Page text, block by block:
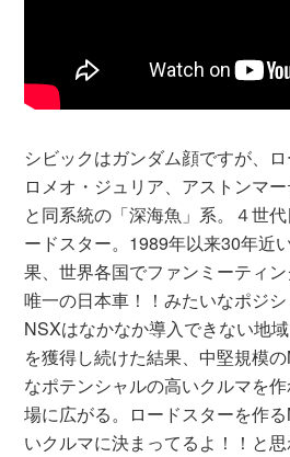
シビックはガンダム顔ですが、
ロメオ・ジュリア、アストンマ
と同系統の「深海魚」系。４世
ードスター。1989年以来30年近
果、世界各国でファンミーティ
唯一の日本車！！みたいなポジシ
NSXはなかなか導入できない地
を獲得し続けた結果、中堅規模
なポテンシャルの高いクルマを
場に広がる。ロードスターを作
いクルマに決まってるよ！！と